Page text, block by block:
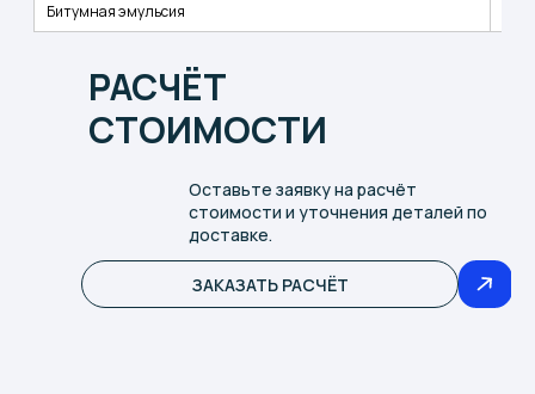
Битумная эмульсия
РАСЧЁТ
СТОИМОСТИ
Оставьте заявку на расчёт
стоимости и уточнения деталей по
доставке.
ЗАКАЗАТЬ РАСЧЁТ